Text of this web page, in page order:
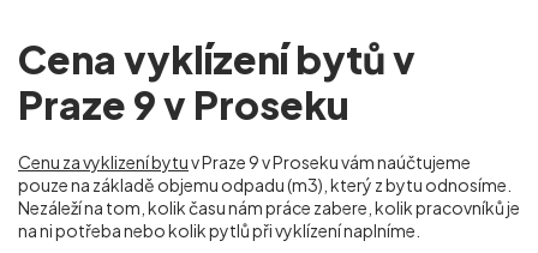
Cena vyklízení bytů v
Praze 9 v Proseku
Cenu za vyklizení bytuv Praze 9 v Proseku vám naúčtujeme
pouze na základě objemu odpadu (m3), který z bytu odnosíme.
Nezáleží na tom, kolik času nám práce zabere, kolik pracovníků je
na ni potřeba nebo kolik pytlů při vyklízení naplníme.